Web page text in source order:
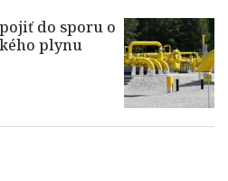
do sporu o
plynu